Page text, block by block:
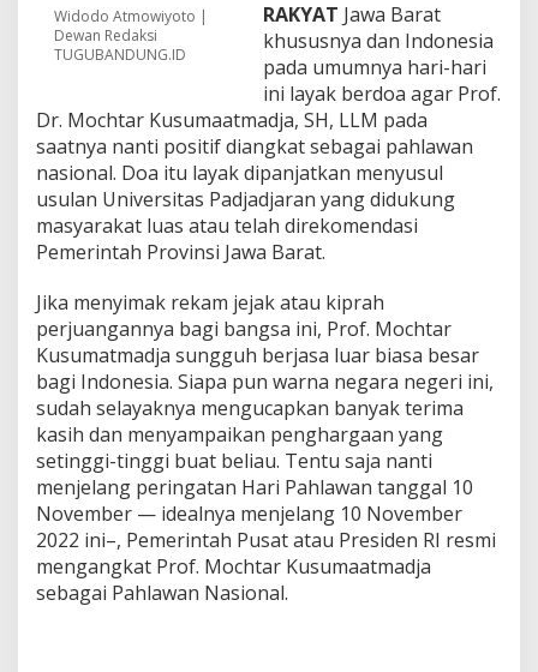
s
u
m
a
a
t
m
d
j
a
J
a
d
P
a
h
l
a
w
a
n
Widodo Atmowiyoto |
Dewan Redaksi
TUGUBANDUNG.ID
RAKYAT Jawa Barat
khususnya dan Indonesia
pada umumnya hari-hari
ini layak berdoa agar Prof.
Dr. Mochtar Kusumaatmadja, SH, LLM pada
saatnya nanti positif diangkat sebagai pahlawan
nasional. Doa itu layak dipanjatkan menyusul
usulan Universitas Padjadjaran yang didukung
masyarakat luas atau telah direkomendasi
Pemerintah Provinsi Jawa Barat.
Jika menyimak rekam jejak atau kiprah
perjuangannya bagi bangsa ini, Prof. Mochtar
Kusumatmadja sungguh berjasa luar biasa besar
bagi Indonesia. Siapa pun warna negara negeri ini,
sudah selayaknya mengucapkan banyak terima
kasih dan menyampaikan penghargaan yang
setinggi-tinggi buat beliau. Tentu saja nanti
menjelang peringatan Hari Pahlawan tanggal 10
November — idealnya menjelang 10 November
2022 ini–, Pemerintah Pusat atau Presiden RI resmi
mengangkat Prof. Mochtar Kusumaatmadja
sebagai Pahlawan Nasional.